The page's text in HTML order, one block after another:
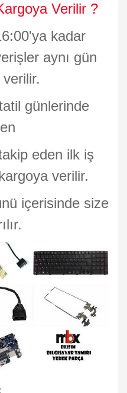
Verilir ?
kadar
aynı gün
günlerinde
eden ilk iş
verilir.
içerisinde size